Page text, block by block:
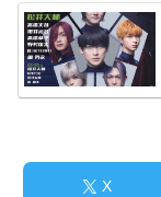
X